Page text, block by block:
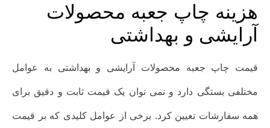
هزینه چاپ جعبه محصولات
آرایشی و بهداشتی
قیمت چاپ جعبه محصولات آرایشی و بهداشتی به عوامل
مختلفی بستگی دارد و نمی توان یک قیمت ثابت و دقیق برای
همه سفارشات تعیین کرد. برخی از عوامل کلیدی که بر قیمت